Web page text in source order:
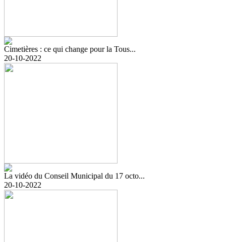
Cimetières : ce qui change pour la Tous...
20-10-2022
La vidéo du Conseil Municipal du 17 octo...
20-10-2022